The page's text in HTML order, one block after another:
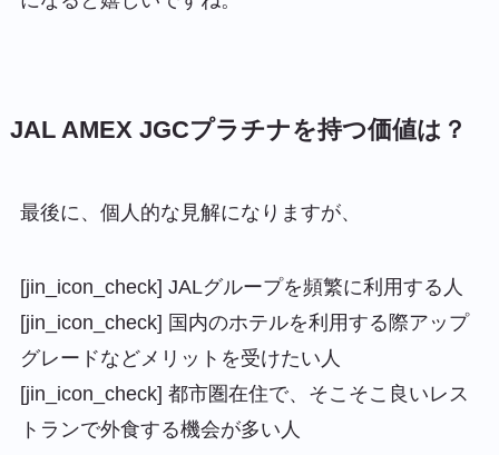
JAL AMEX JGCプラチナを持つ価値は？
最後に、個人的な見解になりますが、
[jin_icon_check] JALグループを頻繁に利用する人
[jin_icon_check] 国内のホテルを利用する際アップ
グレードなどメリットを受けたい人
[jin_icon_check] 都市圏在住で、そこそこ良いレス
トランで外食する機会が多い人